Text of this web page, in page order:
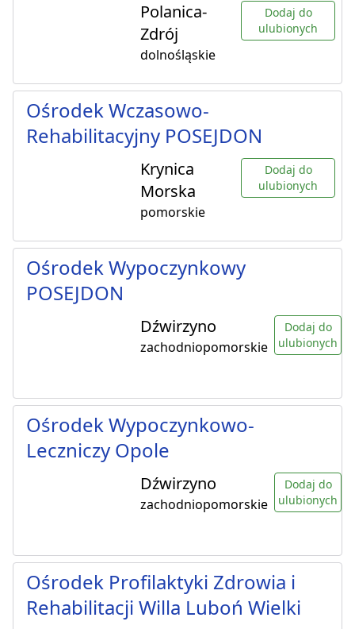
Polanica-
Zdrój
dolnośląskie
Dodaj do
ulubionych
Ośrodek Wczasowo-
Rehabilitacyjny POSEJDON
Krynica
Morska
pomorskie
Dodaj do
ulubionych
Ośrodek Wypoczynkowy
POSEJDON
Dźwirzyno
zachodniopomorskie
Dodaj do
ulubionych
Ośrodek Wypoczynkowo-
Leczniczy Opole
Dźwirzyno
zachodniopomorskie
Dodaj do
ulubionych
Ośrodek Profilaktyki Zdrowia i
Rehabilitacji Willa Luboń Wielki